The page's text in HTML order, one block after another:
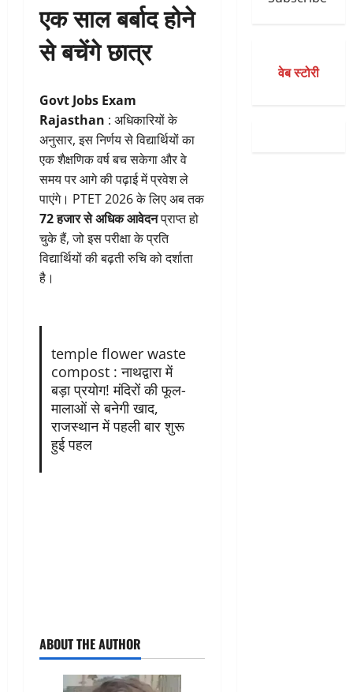
एक साल बर्बाद होने
से बचेंगे छात्र
Govt Jobs Exam
Rajasthan : अधिकारियों के
अनुसार, इस निर्णय से विद्यार्थियों का
एक शैक्षणिक वर्ष बच सकेगा और वे
समय पर आगे की पढ़ाई में प्रवेश ले
पाएंगे। PTET 2026 के लिए अब तक
72 हजार से अधिक आवेदनप्राप्त हो
चुके हैं, जो इस परीक्षा के प्रति
विद्यार्थियों की बढ़ती रुचि को दर्शाता
है।
temple flower waste
compost : नाथद्वारा में
बड़ा प्रयोग! मंदिरों की फूल-
मालाओं से बनेगी खाद,
राजस्थान में पहली बार शुरू
हुई पहल
ABOUT THE AUTHOR
वेब स्टोरी